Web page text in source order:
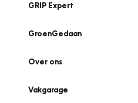
GRIP Expert
GroenGedaan
Over ons
Vakgarage